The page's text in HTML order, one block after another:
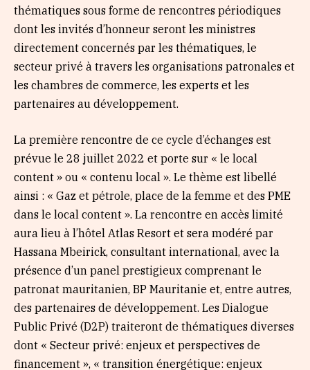
thématiques sous forme de rencontres périodiques
dont les invités d’honneur seront les ministres
directement concernés par les thématiques, le
secteur privé à travers les organisations patronales et
les chambres de commerce, les experts et les
partenaires au développement.
La première rencontre de ce cycle d’échanges est
prévue le 28 juillet 2022 et porte sur « le local
content » ou « contenu local ». Le thème est libellé
ainsi : « Gaz et pétrole, place de la femme et des PME
dans le local content ». La rencontre en accès limité
aura lieu à l’hôtel Atlas Resort et sera modéré par
Hassana Mbeirick, consultant international, avec la
présence d’un panel prestigieux comprenant le
patronat mauritanien, BP Mauritanie et, entre autres,
des partenaires de développement. Les Dialogue
Public Privé (D2P) traiteront de thématiques diverses
dont « Secteur privé: enjeux et perspectives de
financement », « transition énergétique: enjeux